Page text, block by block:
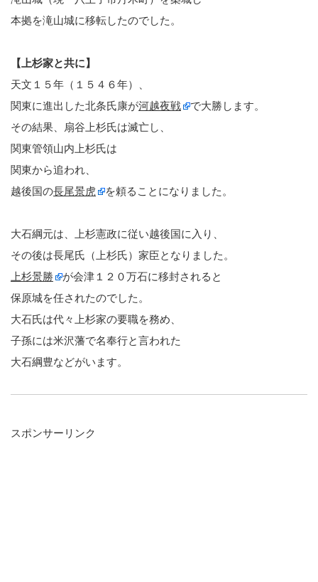
本拠を滝山城に移転したのでした。
【上杉家と共に】
天文１５年（１５４６年）、
関東に進出した北条氏康が河越夜戦
で大勝します。
その結果、扇谷上杉氏は滅亡し、
関東管領山内上杉氏は
関東から追われ、
越後国の長尾景虎 を頼ることになりました。
大石綱元は、上杉憲政に従い越後国に入り、
その後は長尾氏（上杉氏）家臣となりました。
上杉景勝
が会津１２０万石に移封されると
保原城を任されたのでした。
大石氏は代々上杉家の要職を務め、
子孫には米沢藩で名奉行と言われた
大石綱豊などがいます。
スポンサーリンク